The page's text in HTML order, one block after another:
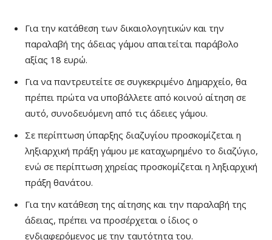
Για την κατάθεση των δικαιολογητικών και την
παραλαβή της άδειας γάμου απαιτείται παράβολο
αξίας 18 ευρώ.
Για να παντρευτείτε σε συγκεκριμένο Δημαρχείο, θα
πρέπει πρώτα να υποβάλλετε από κοινού αίτηση σε
αυτό, συνοδευόμενη από τις άδειες γάμου.
Σε περίπτωση ύπαρξης διαζυγίου προσκομίζεται η
ληξιαρχική πράξη γάμου με καταχωρημένο το διαζύγιο,
ενώ σε περίπτωση χηρείας προσκομίζεται η ληξιαρχική
πράξη θανάτου.
Για την κατάθεση της αίτησης και την παραλαβή της
άδειας, πρέπει να προσέρχεται ο ίδιος ο
ενδιαφερόμενος με την ταυτότητα του.